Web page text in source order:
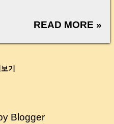
기는 걱정입니다. 그래
돈이 어떻게 움직이
리고 무엇을 꼭 준비
만 제대로 이해하시면,
day…...
Table of Contents |
Can victims
How can
READ MORE »
기
Blogger